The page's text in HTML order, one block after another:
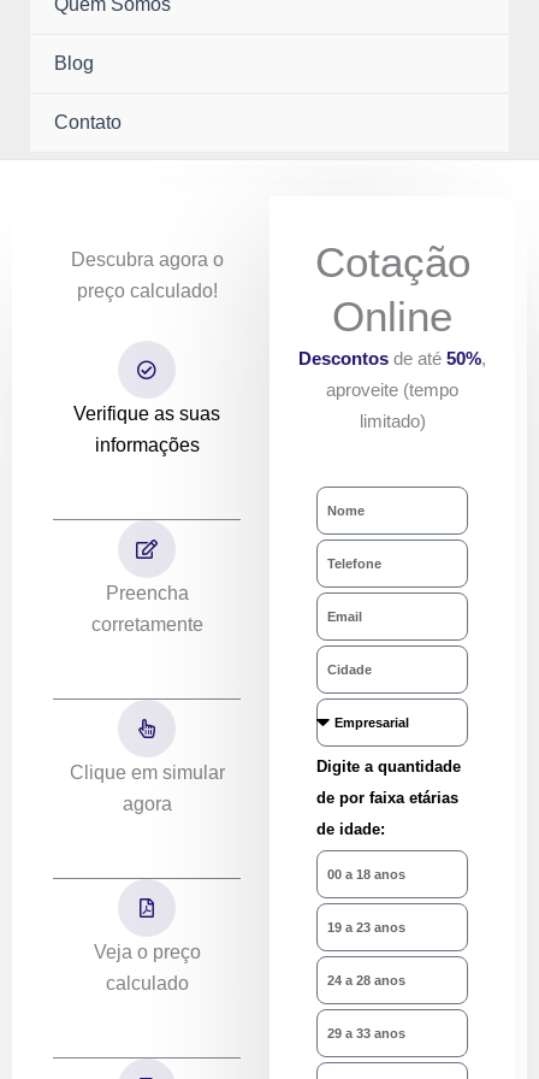
Quem Somos
Blog
Contato
Descubra agora o
preço calculado!
Verifique as suas
informações
Preencha
corretamente
Clique em simular
agora
Veja o preço
calculado
Cotação
Online
Descontos de até 50%,
aproveite (tempo
limitado)
Nome
Telefone
Email
Cidade
Tipo
de
contração
Digite a quantidade
de por faixa etárias
de idade:
00
a
18
anos
19
a
23
anos
24
a
28
anos
29
a